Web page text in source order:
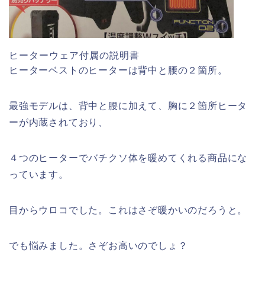
ヒーターウェア付属の説明書
ヒーターベストのヒーターは背中と腰の２箇所。
最強モデルは、背中と腰に加えて、胸に２箇所ヒータ
ーが内蔵されており、
４つのヒーターでバチクソ体を暖めてくれる商品にな
っています。
目からウロコでした。これはさぞ暖かいのだろうと。
でも悩みました。さぞお高いのでしょ？